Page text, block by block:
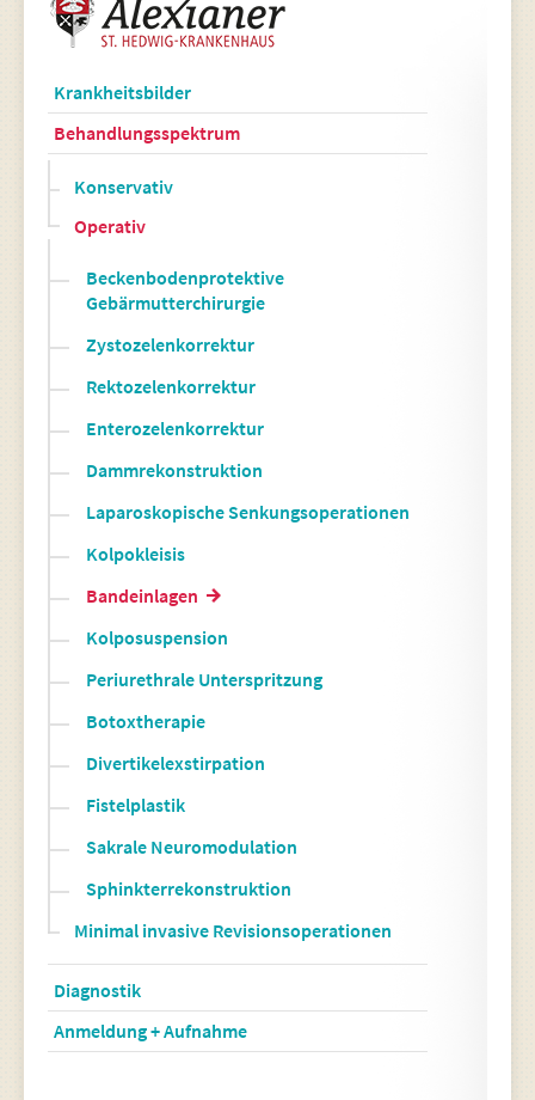
Krankheitsbilder
Behandlungsspektrum
Konservativ
Operativ
Beckenbodenprotektive
Gebärmutterchirurgie
Zystozelenkorrektur
Rektozelenkorrektur
Enterozelenkorrektur
Dammrekonstruktion
Laparoskopische Senkungsoperationen
Kolpokleisis
Bandeinlagen
Kolposuspension
Periurethrale Unterspritzung
Botoxtherapie
Divertikelexstirpation
Fistelplastik
Sakrale Neuromodulation
Sphinkterrekonstruktion
Minimal invasive Revisionsoperationen
Diagnostik
Anmeldung + Aufnahme